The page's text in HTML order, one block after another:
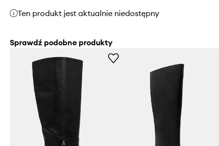
Ten produkt jest aktualnie niedostępny
Sprawdź podobne produkty